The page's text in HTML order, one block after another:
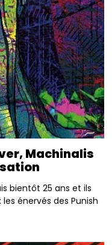
Machinalis
bientôt 25 ans et ils
énervés des Punish